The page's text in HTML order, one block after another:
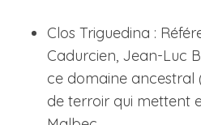
Clos Triguedina :
Cadurcien, Jean-Luc
ce domaine ancestral
de terroir qui mettent